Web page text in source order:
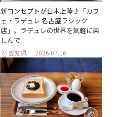
新コンセプトが日本上陸♪「カフ
ェ・ラデュレ 名古屋ラシック
店」。ラデュレの世界を気軽に楽
しんで
愛知県 2026.07.16